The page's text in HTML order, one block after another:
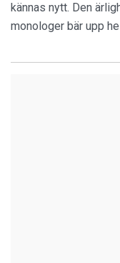
kännas nytt. Den
monologer bär upp